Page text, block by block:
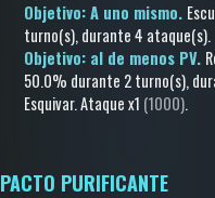
Objetivo: A uno mismo.
turno(s), durante 4 ataque(s).
Objetivo: al de menos PV.
50.0% durante 2 turno(s),
Esquivar.Ataquex1 (1000).
PURIFICANTE